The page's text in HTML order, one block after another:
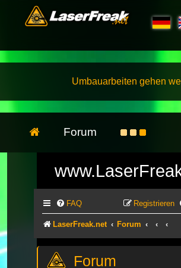
Umbauarbeiten gehen
Forum
FAQ Registrieren
LaserFreak.net Forum